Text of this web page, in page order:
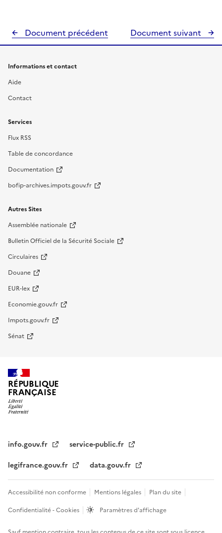
Document précédent Document suivant
Informations et contact
Aide
Contact
Services
Flux RSS
Table de concordance
Documentation
bofip-archives.impots.gouv.fr
Autres Sites
Assemblée nationale
Bulletin Officiel de la Sécurité Sociale
Circulaires
Douane
EUR-lex
Economie.gouv.fr
Impots.gouv.fr
Sénat
RÉPUBLIQUE
FRANÇAISE
info.gouv.fr
service-public.fr
legifrance.gouv.fr
data.gouv.fr
Accessibilité non conforme Mentions légales
Plan du site
Confidentialité - Cookies
Paramètres d'affichage